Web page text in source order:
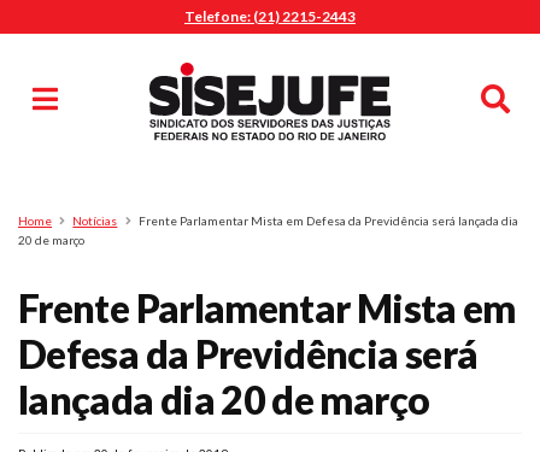
Telefone: (21) 2215-2443
Pesquisa
Home Notícias
Frente Parlamentar Mista em Defesa da Previdência será lançada dia
20 de março
Frente Parlamentar Mista em
Defesa da Previdência será
lançada dia 20 de março
MENU
Sindicalize-se
Jurídico
O Sindicato
Agenda
Casa do Alto